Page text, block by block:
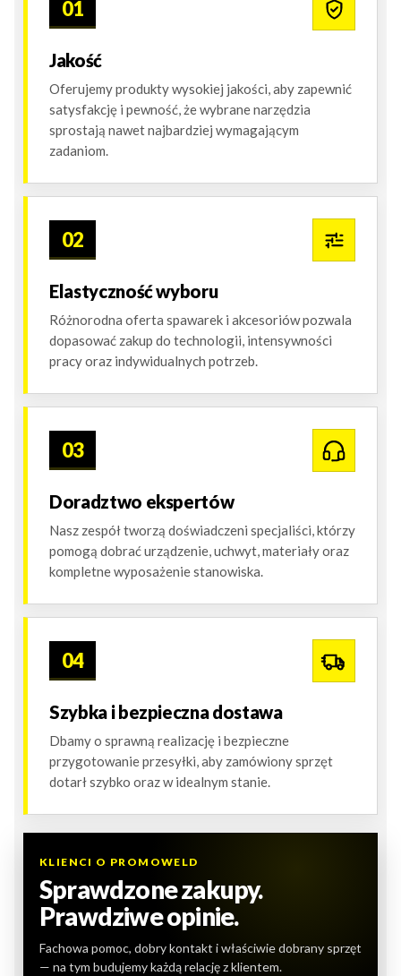
01
Jakość
Oferujemy produkty wysokiej jakości, aby zapewnić
satysfakcję i pewność, że wybrane narzędzia
sprostają nawet najbardziej wymagającym
zadaniom.
02
Elastyczność wyboru
Różnorodna oferta spawarek i akcesoriów pozwala
dopasować zakup do technologii, intensywności
pracy oraz indywidualnych potrzeb.
03
Doradztwo ekspertów
Nasz zespół tworzą doświadczeni specjaliści, którzy
pomogą dobrać urządzenie, uchwyt, materiały oraz
kompletne wyposażenie stanowiska.
04
Szybka i bezpieczna dostawa
Dbamy o sprawną realizację i bezpieczne
przygotowanie przesyłki, aby zamówiony sprzęt
dotarł szybko oraz w idealnym stanie.
KLIENCI O PROMOWELD
Sprawdzone zakupy.
Prawdziwe opinie.
Fachowa pomoc, dobry kontakt i właściwie dobrany sprzęt
— na tym budujemy każdą relację z klientem.